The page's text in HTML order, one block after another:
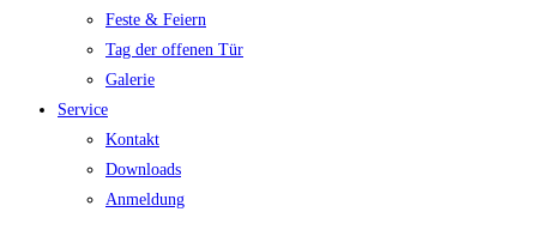
Feste & Feiern
Tag der offenen Tür
Galerie
Service
Kontakt
Downloads
Anmeldung